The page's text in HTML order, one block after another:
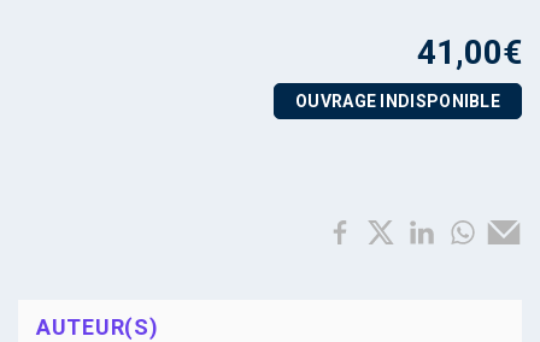
41,00€
OUVRAGE INDISPONIBLE
AUTEUR(S)